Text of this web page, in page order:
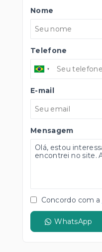
Nome
Telefone
E-mail
Mensagem
Concordo com a
WhatsApp